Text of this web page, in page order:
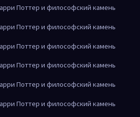
Поттер и философский камень
Поттер и философский камень
Поттер и философский камень
Поттер и философский камень
Поттер и философский камень
Поттер и философский камень